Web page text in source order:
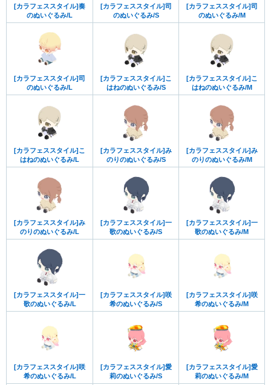
[カラフェススタイル]奏
のぬいぐるみ/L
[カラフェススタイル]司
のぬいぐるみ/S
[カラフェススタイル]司
のぬいぐるみ/M
[カラフェススタイル]司
のぬいぐるみ/L
[カラフェススタイル]こ
はねのぬいぐるみ/S
[カラフェススタイル]こ
はねのぬいぐるみ/M
[カラフェススタイル]こ
はねのぬいぐるみ/L
[カラフェススタイル]み
のりのぬいぐるみ/S
[カラフェススタイル]み
のりのぬいぐるみ/M
[カラフェススタイル]み
のりのぬいぐるみ/L
[カラフェススタイル]一
歌のぬいぐるみ/S
[カラフェススタイル]一
歌のぬいぐるみ/M
[カラフェススタイル]一
歌のぬいぐるみ/L
[カラフェススタイル]咲
希のぬいぐるみ/S
[カラフェススタイル]咲
希のぬいぐるみ/M
[カラフェススタイル]咲
希のぬいぐるみ/L
[カラフェススタイル]愛
莉のぬいぐるみ/S
[カラフェススタイル]愛
莉のぬいぐるみ/M